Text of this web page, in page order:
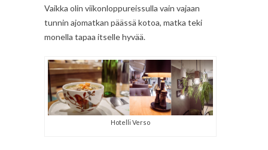
Vaikka olin viikonloppureissulla vain vajaan
tunnin ajomatkan päässä kotoa, matka teki
monella tapaa itselle hyvää.
Hotelli Verso